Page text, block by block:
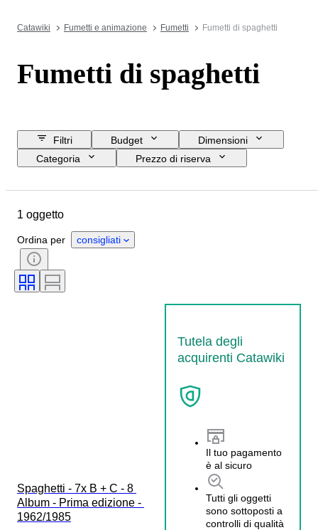
Catawiki Fumetti e animazione Fumetti Fumetti di spaghetti
Fumetti di spaghetti
Filtri Budget
Dimensioni
Categoria
Prezzo di riserva
Condizioni
Tipo di fumetto
1 oggetto
Ordina per consigliati
Spaghetti - 7x B + C - 8
Album - Prima edizione -
1962/1985
Tutela degli
acquirenti Catawiki
Il tuo pagamento
è al sicuro
Tutti gli oggetti
sono sottoposti a
controlli di qualità